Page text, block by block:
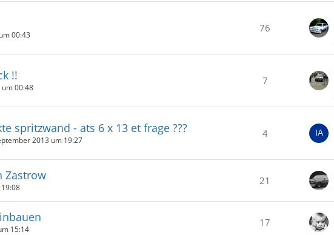
00:43
76
!!
um 00:48
7
spritzwand - ats 6 x 13 et frage ???
2013 um 19:27
4
Zastrow 21
15:14
17